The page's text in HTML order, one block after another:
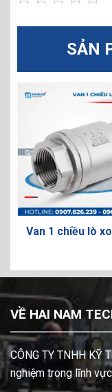
SẢN
Van 1 chiều lò
VỀ HAI NAM
CÔNG TY TNHH KỸ
nghiệm trong lĩnh